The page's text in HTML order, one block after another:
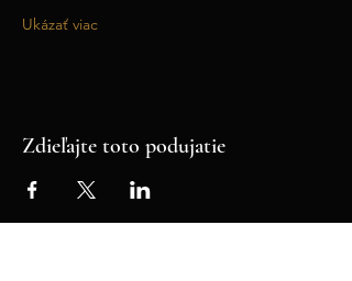
Ukázať viac
Zdieľajte toto podujatie